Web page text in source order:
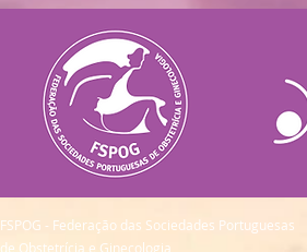
FSPOG - Federação das Sociedades Portuguesas
de Obstetrícia e Ginecologia